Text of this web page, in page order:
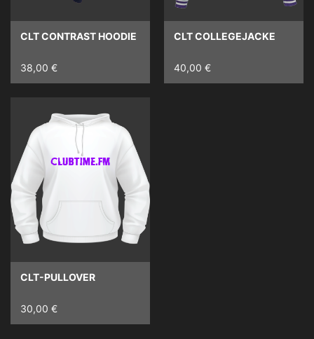
CLT CONTRAST HOODIE
38,00 €
CLT COLLEGEJACKE
40,00 €
CLT-PULLOVER
30,00 €